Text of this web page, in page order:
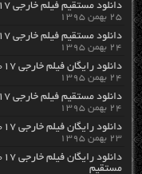
دانلود مستقیم فیلم خارجی Essex Heist 2017 از سرور سایت
۲۵ بهمن ۱۳۹۵
دانلود مستقیم فیلم خارجی Get the Girl 2017 از سرور سایت
۲۴ بهمن ۱۳۹۵
دانلود رایگان فیلم خارجی iBoy 2017 با لینک مستقیم
۲۴ بهمن ۱۳۹۵
دانلود مستقیم فیلم خارجی Justice League Dark 2017 از سرور سایت
۲۴ بهمن ۱۳۹۵
دانلود رایگان فیلم خارجی Split 2017 با لینک مستقیم
۲۳ بهمن ۱۳۹۵
مستقیم